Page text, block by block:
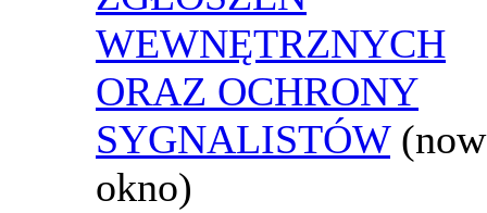
WEWNĘTRZNYCH
ORAZ OCHRONY
SYGNALISTÓW
okno)